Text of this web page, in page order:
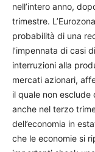
nell’intero anno,
trimestre.
probabilità di una
l’impennata di casi
interruzioni alla
mercati azionari,
il quale non
anche nel terzo
dell’economia in
che le economie si